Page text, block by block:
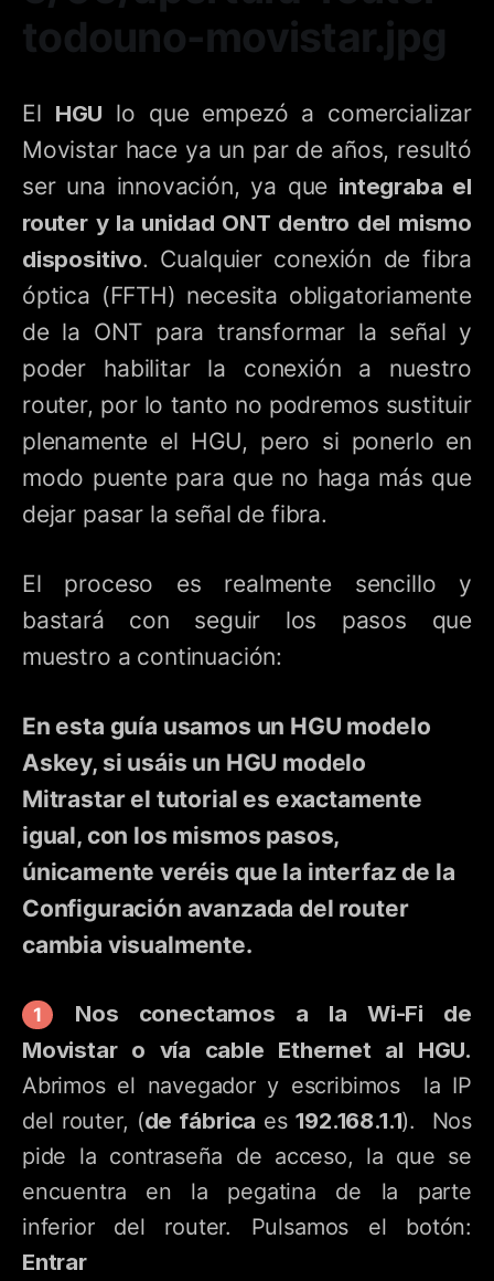
El HGU lo que empezó a comercializar
Movistar hace ya un par de años, resultó
ser una innovación, ya que integraba el
router y la unidad ONT dentro del mismo
dispositivo. Cualquier conexión de fibra
óptica (FFTH) necesita obligatoriamente
de la ONT para transformar la señal y
poder habilitar la conexión a nuestro
router, por lo tanto no podremos sustituir
plenamente el HGU, pero si ponerlo en
modo puente para que no haga más que
dejar pasar la señal de fibra.
El proceso es realmente sencillo y
bastará con seguir los pasos que
muestro a continuación:
En esta guía usamos un HGU modelo
Askey, si usáis un HGU modelo
Mitrastar el tutorial es exactamente
igual, con los mismos pasos,
únicamente veréis que la interfaz de la
Configuración avanzada del router
cambia visualmente.
Nos conectamos a la Wi-Fi de
Movistar o vía cable Ethernet al HGU.
Abrimos el navegador y escribimos la IP
del router, (de fábrica es192.168.1.1). Nos
pide la contraseña de acceso, la que se
encuentra en la pegatina de la parte
inferior del router. Pulsamos el botón:
Entrar